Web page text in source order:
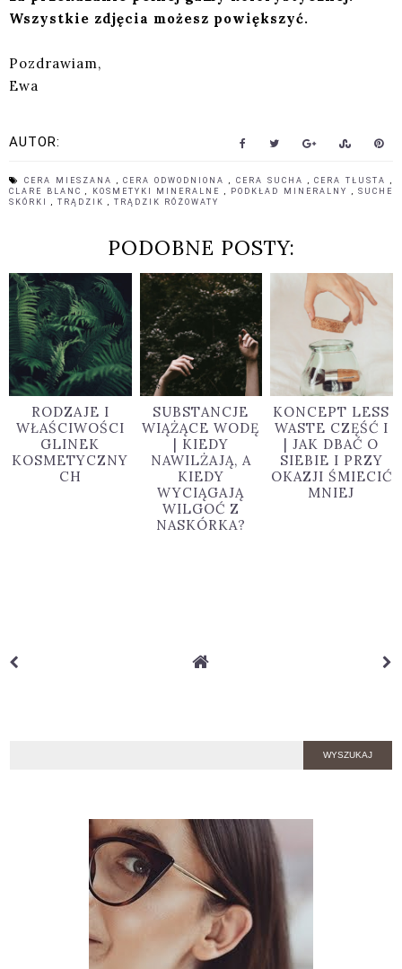
Wszystkie zdjęcia możesz powiększyć.
Pozdrawiam,
Ewa
AUTOR:
CERA MIESZANA ,CERA ODWODNIONA, CERA SUCHA ,CERA TŁUSTA,
CLARE BLANC, KOSMETYKI MINERALNE , PODKŁAD MINERALNY ,SUCHE
SKÓRKI , TRĄDZIK , TRĄDZIK RÓŻOWATY
PODOBNE POSTY:
RODZAJE I
WŁAŚCIWOŚCI
GLINEK
KOSMETYCZNY
CH
SUBSTANCJE
WIĄŻĄCE WODĘ
| KIEDY
NAWILŻAJĄ, A
KIEDY
WYCIĄGAJĄ
WILGOĆ Z
NASKÓRKA?
KONCEPT LESS
WASTE CZĘŚĆ I
| JAK DBAĆ O
SIEBIE I PRZY
OKAZJI ŚMIECIĆ
MNIEJ